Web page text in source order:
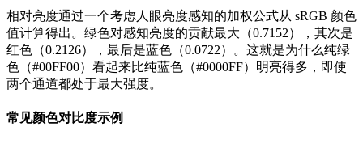
相对亮度通过一个考虑人眼亮度感知的加权公式从 sRGB 颜色
值计算得出。绿色对感知亮度的贡献最大（0.7152），其次是
红色（0.2126），最后是蓝色（0.0722）。这就是为什么纯绿
色（#00FF00）看起来比纯蓝色（#0000FF）明亮得多，即使
两个通道都处于最大强度。
常见颜色对比度示例